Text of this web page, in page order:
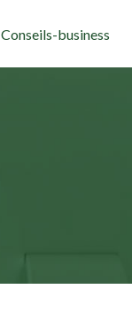
Conseils-business